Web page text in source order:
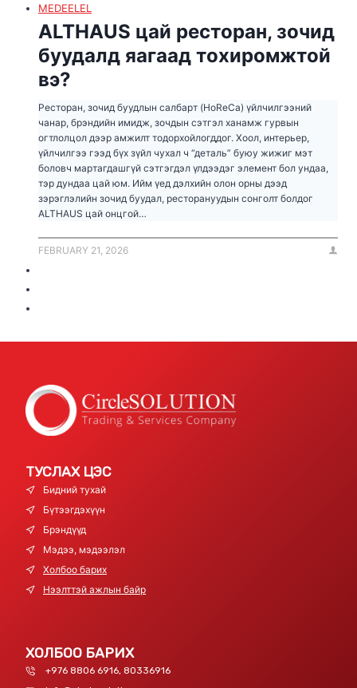
MEDEELEL
ALTHAUS цай ресторан, зочид
буудалд яагаад тохиромжтой
вэ?
Ресторан, зочид буудлын салбарт (HoReCa) үйлчилгээний
чанар, брэндийн имидж, зочдын сэтгэл ханамж гурвын
огтлолцол дээр амжилт тодорхойлогддог. Хоол, интерьер,
үйлчилгээ гээд бүх зүйл чухал ч “деталь” буюу жижиг мэт
боловч мартагдашгүй сэтгэгдэл үлдээдэг элемент бол ундаа,
тэр дундаа цай юм. Ийм үед дэлхийн олон орны дээд
зэрэглэлийн зочид буудал, ресторануудын сонголт болдог
ALTHAUS цай онцгой…
FEBRUARY 21, 2026
ТУСЛАХ ЦЭС
Бидний тухай
Бүтээгдэхүүн
Брэндүүд
Мэдээ, мэдээлэл
Холбоо барих
Нээлттэй ажлын байр
ХОЛБОО БАРИХ
+976 8806 6916, 80336916